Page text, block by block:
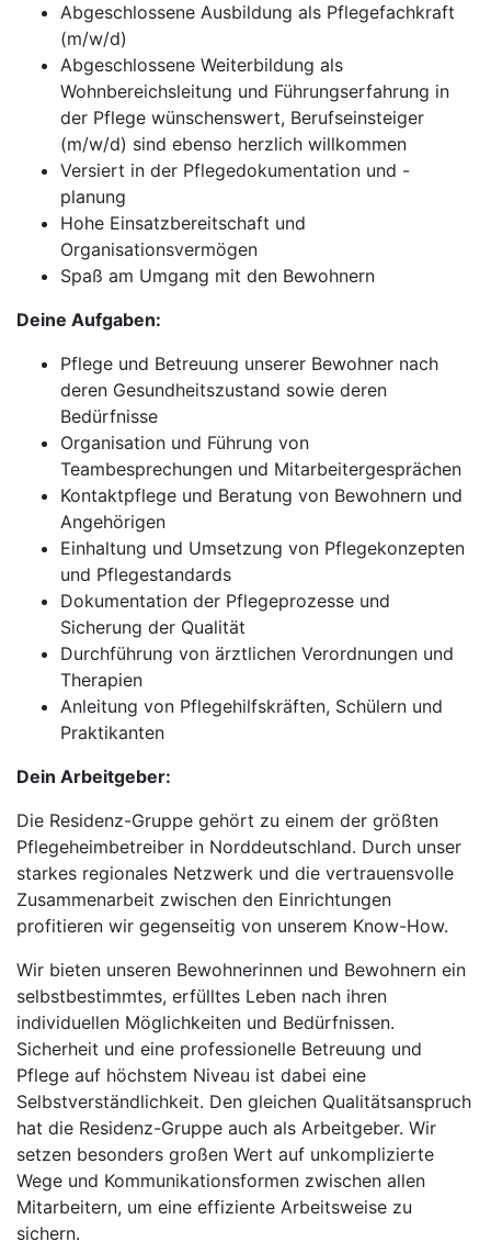
Abgeschlossene Ausbildung als Pflegefachkraft
(m/w/d)
Abgeschlossene Weiterbildung als
Wohnbereichsleitung und Führungserfahrung in
der Pflege wünschenswert, Berufseinsteiger
(m/w/d) sind ebenso herzlich willkommen
Versiert in der Pflegedokumentation und -
planung
Hohe Einsatzbereitschaft und
Organisationsvermögen
Spaß am Umgang mit den Bewohnern
Deine Aufgaben:
Pflege und Betreuung unserer Bewohner nach
deren Gesundheitszustand sowie deren
Bedürfnisse
Organisation und Führung von
Teambesprechungen und Mitarbeitergesprächen
Kontaktpflege und Beratung von Bewohnern und
Angehörigen
Einhaltung und Umsetzung von Pflegekonzepten
und Pflegestandards
Dokumentation der Pflegeprozesse und
Sicherung der Qualität
Durchführung von ärztlichen Verordnungen und
Therapien
Anleitung von Pflegehilfskräften, Schülern und
Praktikanten
Dein Arbeitgeber:
Die Residenz-Gruppe gehört zu einem der größten
Pflegeheimbetreiber in Norddeutschland. Durch unser
starkes regionales Netzwerk und die vertrauensvolle
Zusammenarbeit zwischen den Einrichtungen
profitieren wir gegenseitig von unserem Know-How.
Wir bieten unseren Bewohnerinnen und Bewohnern ein
selbstbestimmtes, erfülltes Leben nach ihren
individuellen Möglichkeiten und Bedürfnissen.
Sicherheit und eine professionelle Betreuung und
Pflege auf höchstem Niveau ist dabei eine
Selbstverständlichkeit. Den gleichen Qualitätsanspruch
hat die Residenz-Gruppe auch als Arbeitgeber. Wir
setzen besonders großen Wert auf unkomplizierte
Wege und Kommunikationsformen zwischen allen
Mitarbeitern, um eine effiziente Arbeitsweise zu
sichern.